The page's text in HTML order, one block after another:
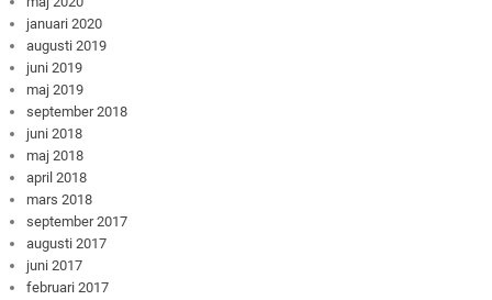
januari 2020
augusti 2019
juni 2019
maj 2019
september 2018
juni 2018
maj 2018
april 2018
mars 2018
september 2017
augusti 2017
juni 2017
februari 2017